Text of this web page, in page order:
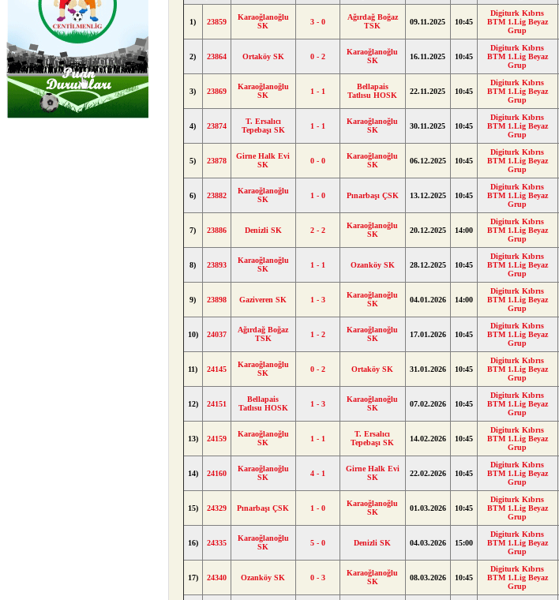
1) 23859
Karaoğlanoğlu
SK
3 - 0
Ağırdağ Boğaz
TSK
09.11.2025 10:45
Digiturk Kıbrıs
BTM 1.Lig Beyaz
Grup
2) 23864 Ortaköy SK 0 - 2
Karaoğlanoğlu
SK
16.11.2025 10:45
Digiturk Kıbrıs
BTM 1.Lig Beyaz
Grup
3) 23869
Karaoğlanoğlu
SK
1 - 1
Bellapais
Tatlısu HOSK
22.11.2025 10:45
Digiturk Kıbrıs
BTM 1.Lig Beyaz
Grup
4) 23874
T. Ersalıcı
Tepebaşı SK
1 - 1
Karaoğlanoğlu
SK
30.11.2025 10:45
Digiturk Kıbrıs
BTM 1.Lig Beyaz
Grup
5) 23878
Girne Halk Evi
SK
0 - 0
Karaoğlanoğlu
SK
06.12.2025 10:45
Digiturk Kıbrıs
BTM 1.Lig Beyaz
Grup
6) 23882
Karaoğlanoğlu
SK
1 - 0 Pınarbaşı ÇSK 13.12.2025 10:45
Digiturk Kıbrıs
BTM 1.Lig Beyaz
Grup
7) 23886 Denizli SK 2 - 2
Karaoğlanoğlu
SK
20.12.2025 14:00
Digiturk Kıbrıs
BTM 1.Lig Beyaz
Grup
8) 23893
Karaoğlanoğlu
SK
1 - 1 Ozanköy SK 28.12.2025 10:45
Digiturk Kıbrıs
BTM 1.Lig Beyaz
Grup
9) 23898 Gaziveren SK 1 - 3
Karaoğlanoğlu
SK
04.01.2026 14:00
Digiturk Kıbrıs
BTM 1.Lig Beyaz
Grup
10) 24037
Ağırdağ Boğaz
TSK
1 - 2
Karaoğlanoğlu
SK
17.01.2026 10:45
Digiturk Kıbrıs
BTM 1.Lig Beyaz
Grup
11) 24145
Karaoğlanoğlu
SK
0 - 2 Ortaköy SK 31.01.2026 10:45
Digiturk Kıbrıs
BTM 1.Lig Beyaz
Grup
12) 24151
Bellapais
Tatlısu HOSK
1 - 3
Karaoğlanoğlu
SK
07.02.2026 10:45
Digiturk Kıbrıs
BTM 1.Lig Beyaz
Grup
13) 24159
Karaoğlanoğlu
SK
1 - 1
T. Ersalıcı
Tepebaşı SK
14.02.2026 10:45
Digiturk Kıbrıs
BTM 1.Lig Beyaz
Grup
14) 24160
Karaoğlanoğlu
SK
4 - 1
Girne Halk Evi
SK
22.02.2026 10:45
Digiturk Kıbrıs
BTM 1.Lig Beyaz
Grup
15) 24329 Pınarbaşı ÇSK 1 - 0
Karaoğlanoğlu
SK
01.03.2026 10:45
Digiturk Kıbrıs
BTM 1.Lig Beyaz
Grup
16) 24335
Karaoğlanoğlu
SK
5 - 0 Denizli SK 04.03.2026 15:00
Digiturk Kıbrıs
BTM 1.Lig Beyaz
Grup
17) 24340 Ozanköy SK 0 - 3
Karaoğlanoğlu
SK
08.03.2026 10:45
Digiturk Kıbrıs
BTM 1.Lig Beyaz
Grup